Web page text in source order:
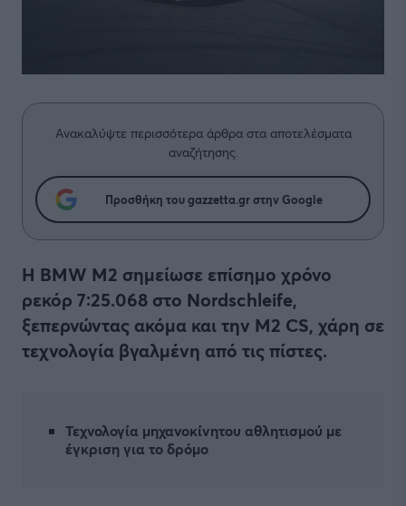
Ανακαλύψτε περισσότερα άρθρα στα αποτελέσματα
αναζήτησης.
Προσθήκη του gazzetta.gr στην Google
Η BMW M2 σημείωσε επίσημο χρόνο
ρεκόρ 7:25.068 στο Nordschleife,
ξεπερνώντας ακόμα και την M2 CS, χάρη σε
τεχνολογία βγαλμένη από τις πίστες.
Τεχνολογία μηχανοκίνητου αθλητισμού με
έγκριση για το δρόμο